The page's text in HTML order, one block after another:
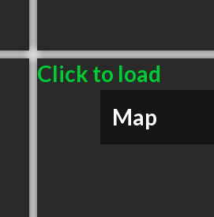
Click to load
Map